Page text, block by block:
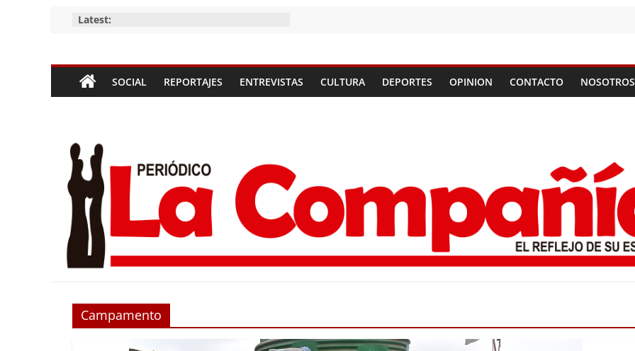
Latest:
Periódico
La
Compañía
Periódico
las
Compañías
SOCIAL REPORTAJES ENTREVISTAS CULTURA DEPORTES OPINION CONTACTO NOSOTROS
Campamento